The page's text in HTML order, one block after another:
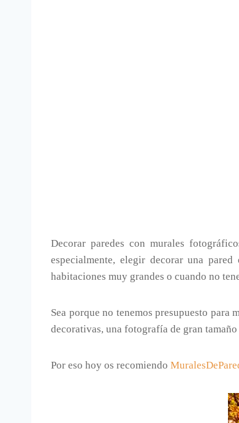
Decorar paredes con murales
especialmente, elegir decorar una
habitaciones muy grandes o cuando no
Sea porque no tenemos presupuesto
decorativas, una fotografía de gran
Por eso hoy os recomiendo